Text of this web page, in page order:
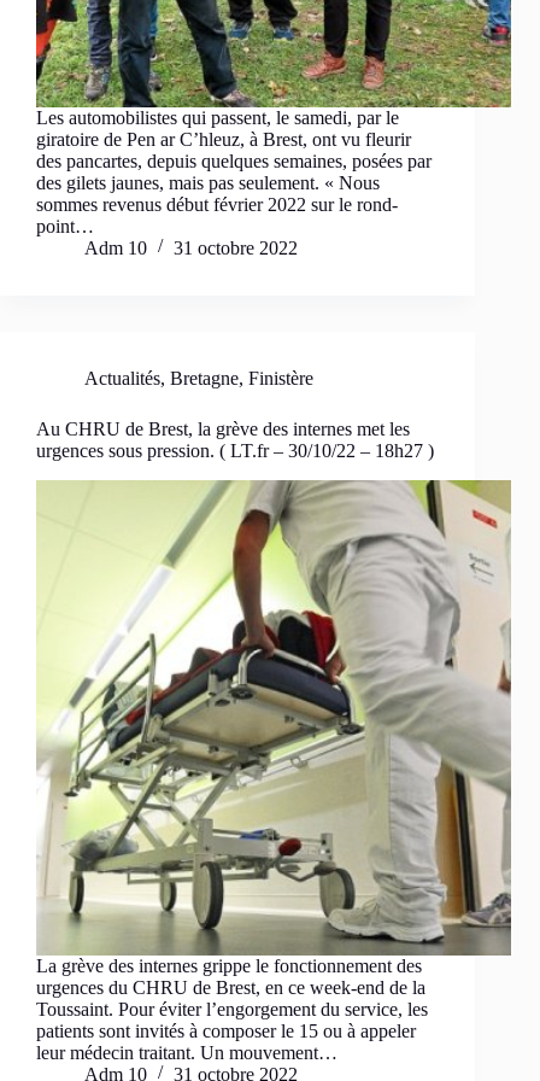
Les automobilistes qui passent, le samedi, par le
giratoire de Pen ar C’hleuz, à Brest, ont vu fleurir
des pancartes, depuis quelques semaines, posées par
des gilets jaunes, mais pas seulement. « Nous
sommes revenus début février 2022 sur le rond-
point…
Adm 10
31 octobre 2022
Actualités, Bretagne, Finistère
Au CHRU de Brest, la grève des internes met les
urgences sous pression. ( LT.fr – 30/10/22 – 18h27 )
La grève des internes grippe le fonctionnement des
urgences du CHRU de Brest, en ce week-end de la
Toussaint. Pour éviter l’engorgement du service, les
patients sont invités à composer le 15 ou à appeler
leur médecin traitant. Un mouvement…
Adm 10
31 octobre 2022